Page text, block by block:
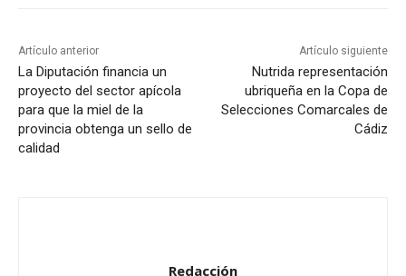
Artículo anterior
La Diputación financia un
proyecto del sector apícola
para que la miel de la
provincia obtenga un sello de
calidad
Artículo siguiente
Nutrida representación
ubriqueña en la Copa de
Selecciones Comarcales de
Cádiz
Redacción